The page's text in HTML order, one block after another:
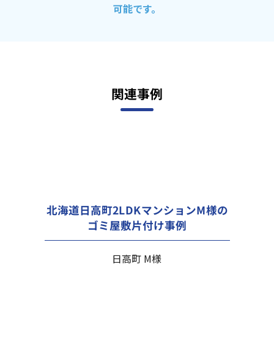
可能です。
関連事例
北海道日高町2LDKマンションM様の
ゴミ屋敷片付け事例
日高町 M様